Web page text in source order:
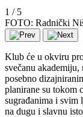
1 / 5
FOTO: Radnički
Klub će u okviru
svečanu
posebno
planirane su tokom
sugrađanima i
na dugu i slavnu